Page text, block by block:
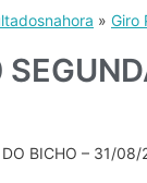
» Giro
BICHO – 31/